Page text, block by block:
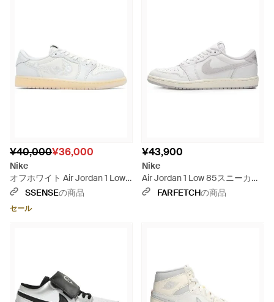
¥40,000¥36,000
Nike
オフホワイト Air Jordan 1 Low
Og スニーカー
SSENSEの商品
セール
¥43,900
Nike
Air Jordan 1 Low 85スニーカー
- ホワイト
FARFETCHの商品